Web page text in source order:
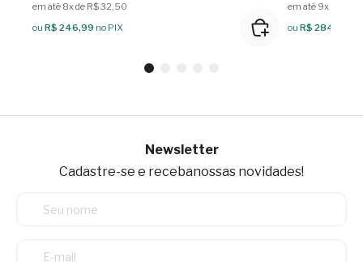
em até 8x de R$ 32,50
ou R$ 246,99 no PIX
em até 9x de R$
ou R$ 284,99
Newsletter
Cadastre-se e recebanossas novidades!